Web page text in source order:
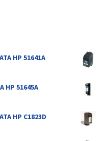
HP 51641A
HP 51645A
HP C1823D